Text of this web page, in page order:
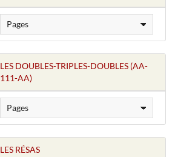
LES DOUBLES-TRIPLES-DOUBLES (AA-
111-AA)
LES RÉSAS